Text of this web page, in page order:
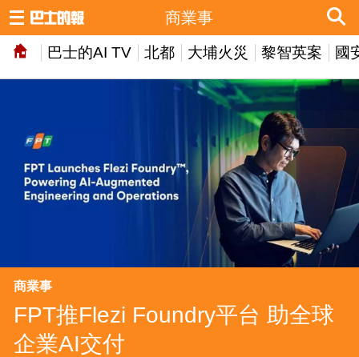
巴士的AI TV 北都 大埔火災 黎智英案 國
商業事
商業事
FPT推Flezi Foundry平台 助全球
企業AI交付